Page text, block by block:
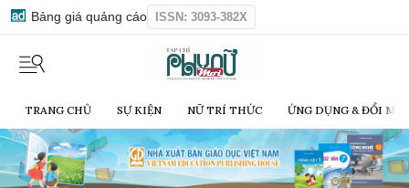
Bảng giá quảng cáo ISSN: 3093-382X
TRANG CHỦ SỰ KIỆN NỮ TRÍ THỨC ỨNG DỤNG & ĐỔI